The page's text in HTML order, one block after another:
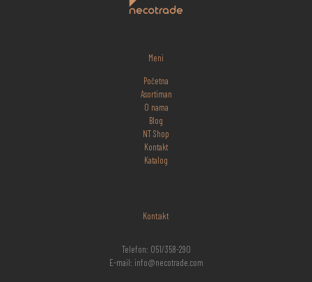
Meni
Početna
Asortiman
O nama
Blog
NT Shop
Kontakt
Katalog
Kontakt
Telefon: 051/358-290
E-mail: info@necotrade.com